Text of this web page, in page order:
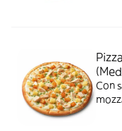
Con